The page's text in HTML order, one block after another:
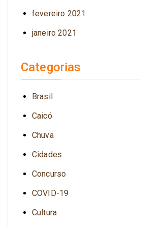
fevereiro 2021
janeiro 2021
Categorias
Brasil
Caicó
Chuva
Cidades
Concurso
COVID-19
Cultura